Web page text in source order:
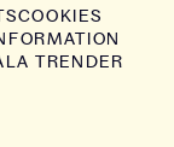
TRENDER